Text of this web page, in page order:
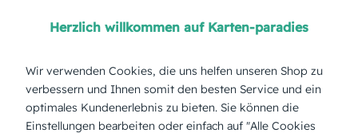
Herzlich willkommen auf Karten-paradies
Wir verwenden Cookies, die uns helfen unseren Shop zu
verbessern und Ihnen somit den besten Service und ein
optimales Kundenerlebnis zu bieten. Sie können die
Einstellungen bearbeiten oder einfach auf "Alle Cookies